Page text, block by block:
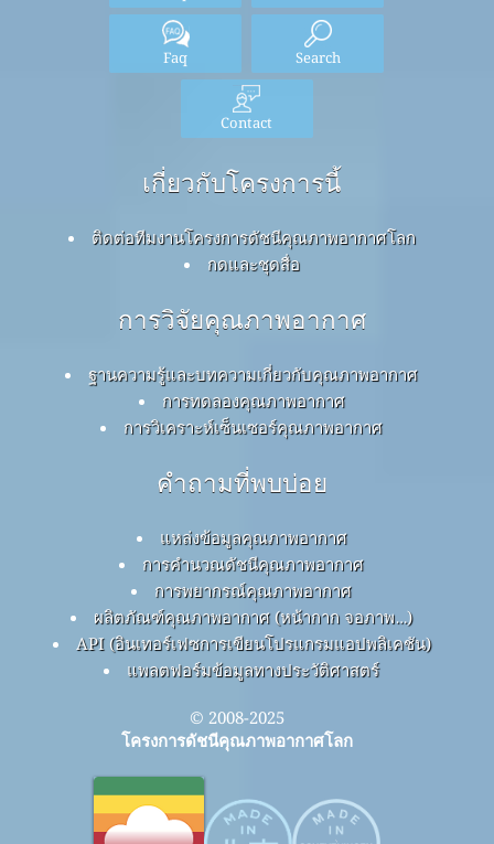
Faq Search
Contact
เกี่ยวกับโครงการนี้
ติดต่อทีมงานโครงการดัชนีคุณภาพอากาศโลก
กดและชุดสื่อ
การวิจัยคุณภาพอากาศ
ฐานความรู้และบทความเกี่ยวกับคุณภาพอากาศ
การทดลองคุณภาพอากาศ
การวิเคราะห์เซ็นเซอร์คุณภาพอากาศ
คำถามที่พบบ่อย
แหล่งข้อมูลคุณภาพอากาศ
การคำนวณดัชนีคุณภาพอากาศ
การพยากรณ์คุณภาพอากาศ
ผลิตภัณฑ์คุณภาพอากาศ (หน้ากาก จอภาพ…)
API (อินเทอร์เฟซการเขียนโปรแกรมแอปพลิเคชัน)
แพลตฟอร์มข้อมูลทางประวัติศาสตร์
© 2008-2025
โครงการดัชนีคุณภาพอากาศโลก